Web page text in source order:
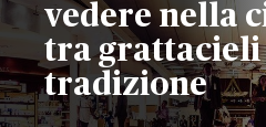
vedere nella
tra grattacieli
tradizione